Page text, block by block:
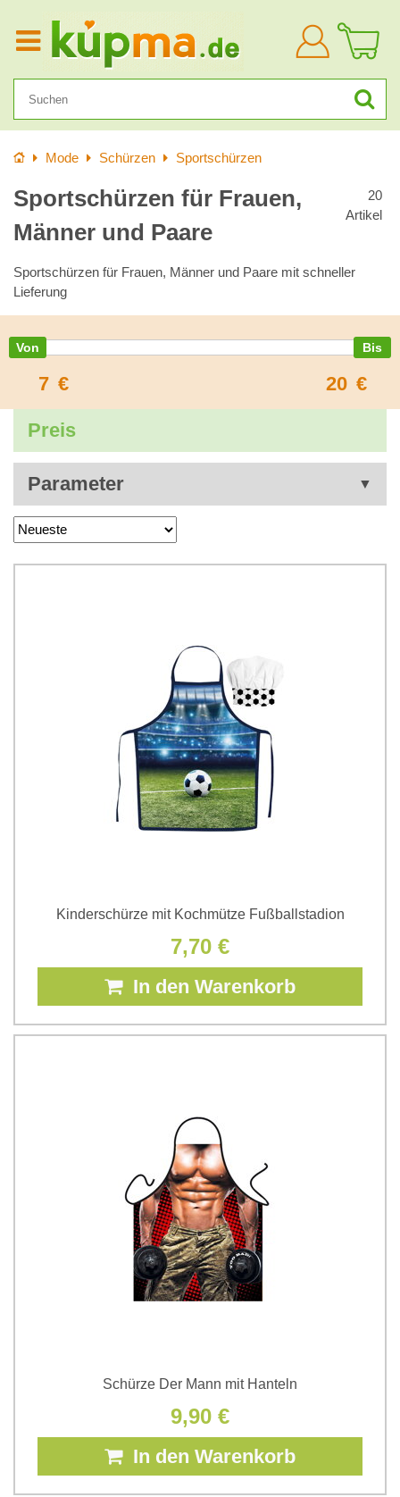
Anmelden
Startseite
Mode Schürzen Sportschürzen
Sportschürzen für Frauen,
Männer und Paare
20
Artikel
Sportschürzen für Frauen, Männer und Paare mit schneller
Lieferung
7 € 20 €
Preis
Parameter
Kinderschürze mit Kochmütze Fußballstadion
7,70 €
In den Warenkorb
Schürze Der Mann mit Hanteln
9,90 €
In den Warenkorb